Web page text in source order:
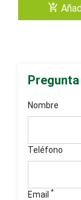
add_shopping_cart
Nombre
Teléfono
Email *